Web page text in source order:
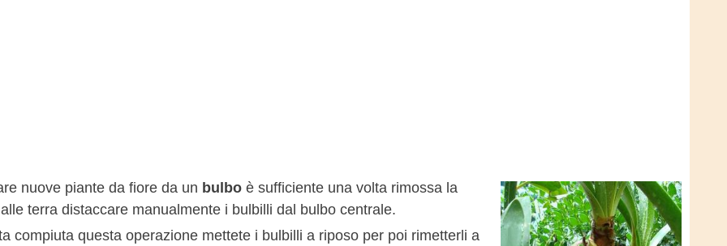
nuove piante da fiore da un bulboè sufficiente una volta rimossa la
terra distaccare manualmente i bulbilli dal bulbo centrale.
compiuta questa operazione mettete i bulbilli a riposo per poi rimetterli a